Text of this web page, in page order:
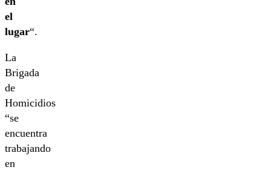
el
lugar“.
La
Brigada
de
Homicidios
“se
encuentra
trabajando
en